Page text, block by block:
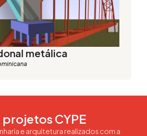
metálica
CYPE
e arquitetura realizados com a